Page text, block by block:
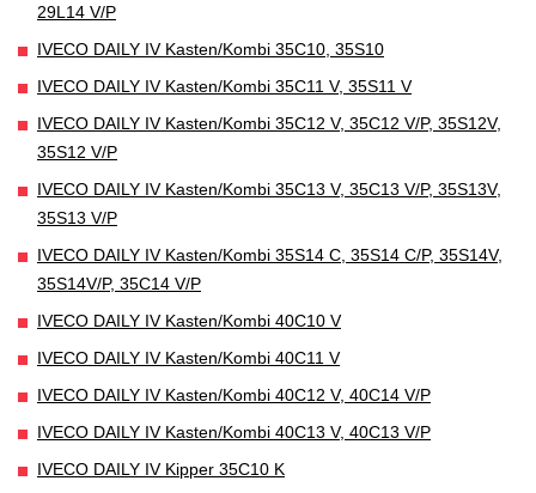
29L14 V/P
IVECO DAILY IV Kasten/Kombi 35C10, 35S10
IVECO DAILY IV Kasten/Kombi 35C11 V, 35S11 V
IVECO DAILY IV Kasten/Kombi 35C12 V, 35C12 V/P, 35S12V,
35S12 V/P
IVECO DAILY IV Kasten/Kombi 35C13 V, 35C13 V/P, 35S13V,
35S13 V/P
IVECO DAILY IV Kasten/Kombi 35S14 C, 35S14 C/P, 35S14V,
35S14V/P, 35C14 V/P
IVECO DAILY IV Kasten/Kombi 40C10 V
IVECO DAILY IV Kasten/Kombi 40C11 V
IVECO DAILY IV Kasten/Kombi 40C12 V, 40C14 V/P
IVECO DAILY IV Kasten/Kombi 40C13 V, 40C13 V/P
IVECO DAILY IV Kipper 35C10 K